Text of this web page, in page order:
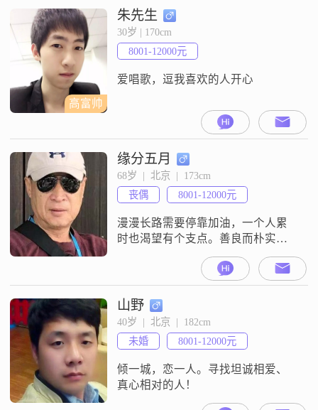
高富帅
朱先生
30岁 | 170cm
8001-12000元
爱唱歌，逗我喜欢的人开心
缘分五月
68岁  |  北京  |  173cm
丧偶
8001-12000元
漫漫长路需要停靠加油，一个人累
时也渴望有个支点。善良而朴实、
坚强又得体，风雨同舟、同享共
担，不论苦短、人生美好！珍重友
谊！
山野
40岁  |  北京  |  182cm
未婚
8001-12000元
倾一城，恋一人。寻找坦诚相爱、
真心相对的人！